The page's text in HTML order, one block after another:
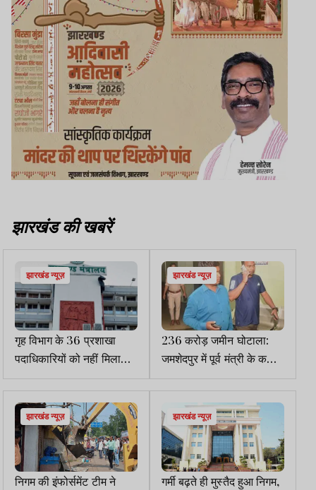
झारखंड की खबरें
झारखंड न्यूज़
गृह विभाग के 36 प्रशाखा
पदाधिकारियों को नहीं मिला
वेतन, ट्रेजरी ने लौटाया बिल
झारखंड न्यूज़
236 करोड़ जमीन घोटाला:
जमशेदपुर में पूर्व मंत्री के करीबी
समेत 3 से पूछताछ
झारखंड न्यूज़
निगम की इंफोर्समेंट टीम ने
झारखंड न्यूज़
गर्मी बढ़ते ही मुस्तैद हुआ निगम,